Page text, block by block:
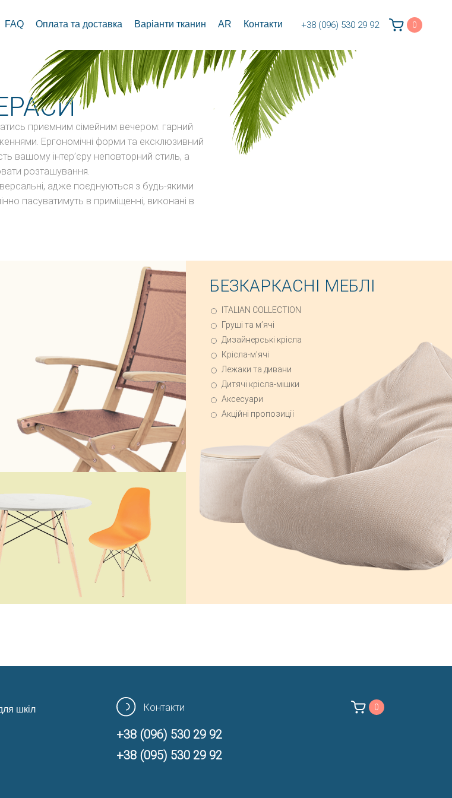
FAQ Оплата та доставка Варіанти тканин AR Контакти +38 (096) 530 29 92 0
приємним сімейним вечером: гарний
Ергономічні форми та ексклюзивний
вашому інтер’єру неповторний стиль, а
розташування.
адже поєднуються з будь-якими
пасуватимуть в приміщенні, виконані в
БЕЗКАРКАСНІ МЕБЛІ
ITALIAN COLLECTION
Груші та мʼячі
Дизайнерські крісла
Крісла-м'ячі
Лежаки та дивани
Дитячі крісла-мішки
Аксесуари
Акційні пропозиції
шкіл Контакти
+38 (096) 530 29 92
+38 (095) 530 29 92
0